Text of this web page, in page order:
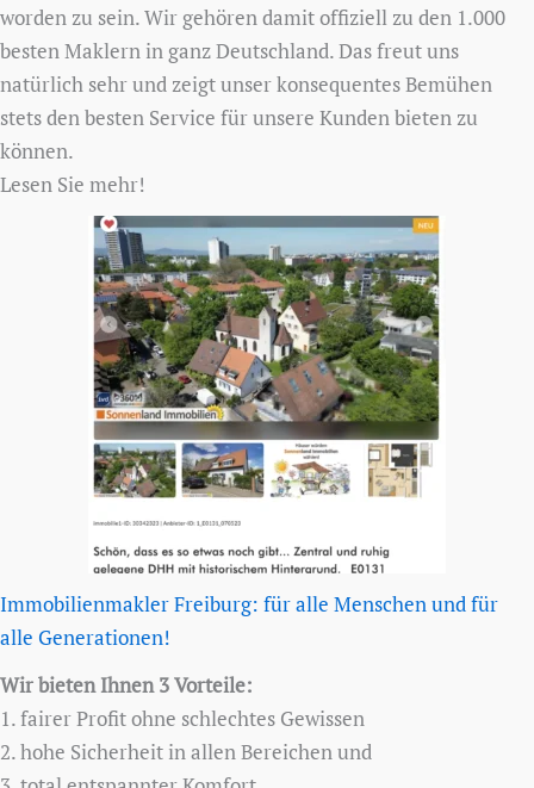
worden zu sein. Wir gehören damit offiziell zu den 1.000
besten Maklern in ganz Deutschland. Das freut uns
natürlich sehr und zeigt unser konsequentes Bemühen
stets den besten Service für unsere Kunden bieten zu
können.
Lesen Sie mehr!
Immobilienmakler Freiburg: für alle Menschen und für
alle Generationen!
Wir bieten Ihnen 3 Vorteile:
1. fairer Profit ohne schlechtes Gewissen
2. hohe Sicherheit in allen Bereichen und